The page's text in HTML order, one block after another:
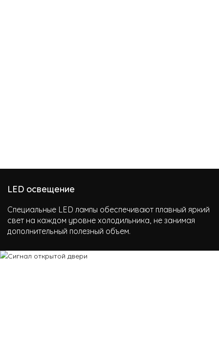
LED освещение
Специальные LED лампы обеспечивают плавный яркий
свет на каждом уровне холодильника, не занимая
дополнительный полезный объем.